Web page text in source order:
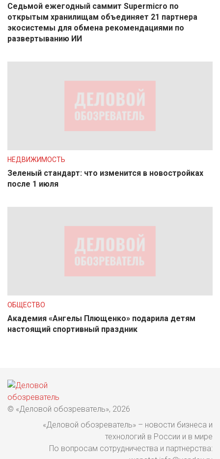
Седьмой ежегодный саммит Supermicro по
открытым хранилищам объединяет 21 партнера
экосистемы для обмена рекомендациями по
развертыванию ИИ
НЕДВИЖИМОСТЬ
Зеленый стандарт: что изменится в новостройках
после 1 июля
ОБЩЕСТВО
Академия «Ангелы Плющенко» подарила детям
настоящий спортивный праздник
© «Деловой обозреватель», 2026
«Деловой обозреватель» – новости бизнеса и
технологий в России и в мире
По вопросам сотрудничества и партнерства: